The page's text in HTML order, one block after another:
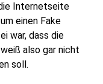
Internetseite
einen Fake
war, dass die
also gar nicht
soll.